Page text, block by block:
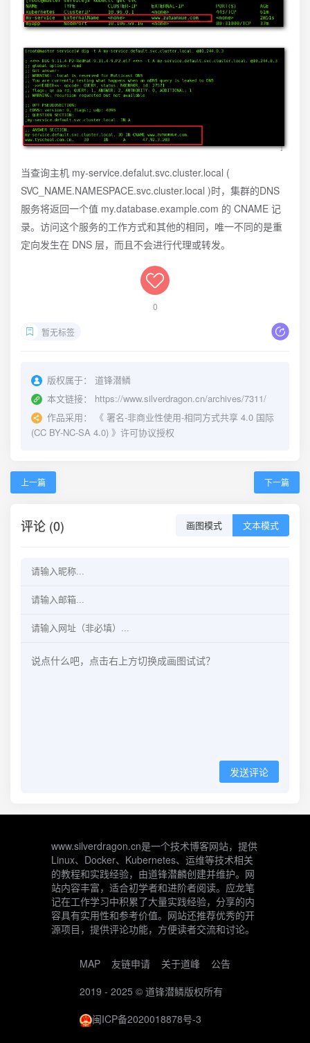
当查询主机 my-service.defalut.svc.cluster.local (
SVC_NAME.NAMESPACE.svc.cluster.local )时，集群的DNS
服务将返回一个值 my.database.example.com 的 CNAME 记
录。访问这个服务的工作方式和其他的相同，唯一不同的是重
定向发生在 DNS 层，而且不会进行代理或转发。
0
暂无标签
版权属于：
道锋潜鳞
本文链接：
https://www.silverdragon.cn/archives/7311/
作品采用：
《 署名-非商业性使用-相同方式共享 4.0 国际
(CC BY-NC-SA 4.0) 》许可协议授权
上一篇 下一篇
评论 (0) 画图模式 文本模式
发送评论
www.silverdragon.cn是一个技术博客网站，提供
Linux、Docker、Kubernetes、运维等技术相关
的教程和实践经验，由道锋潜麟创建并维护。网
站内容丰富，适合初学者和进阶者阅读。应龙笔
记在工作学习中积累了大量实践经验，分享的内
容具有实用性和参考价值。网站还推荐优秀的开
源项目，提供评论功能，方便读者交流和讨论。
MAP 友链申请 关于道峰
公告
2019 - 2025 © 道锋潜鳞版权所有
闽ICP备2020018878号-3